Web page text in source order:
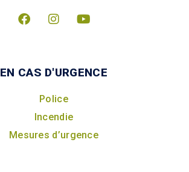
EN CAS D'URGENCE
Police
Incendie
Mesures d’urgence